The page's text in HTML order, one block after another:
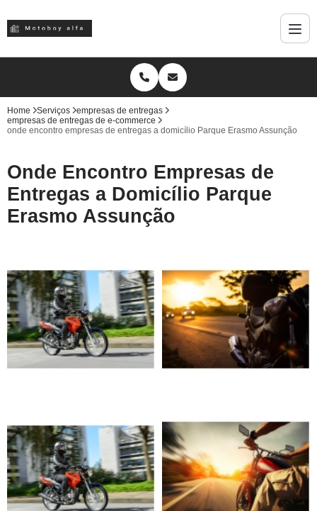
Home Serviços
empresas de entregas
empresas de entregas de e-commerce
onde encontro empresas de entregas a domicílio Parque Erasmo Assunção
Onde Encontro Empresas de
Entregas a Domicílio Parque
Erasmo Assunção